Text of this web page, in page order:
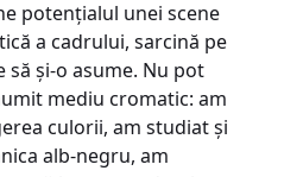
potenţialul unei scene
a cadrului, sarcină pe
şi-o asume. Nu pot
mediu cromatic: am
culorii, am studiat şi
alb-negru, am